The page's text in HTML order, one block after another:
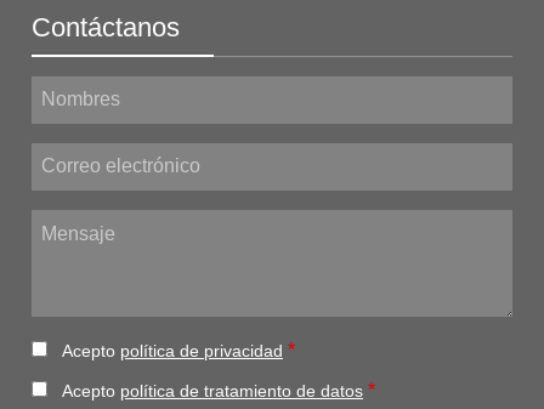
Contáctanos
Nombres
Correo electrónico
Mensaje
Acepto política de privacidad
Acepto política de tratamiento de datos